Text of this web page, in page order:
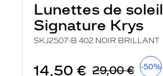
Lunettes de soleil
Signature Krys
SKJ2507-B 402 NOIR BRILLANT
14,50 € 29,00 € -50%